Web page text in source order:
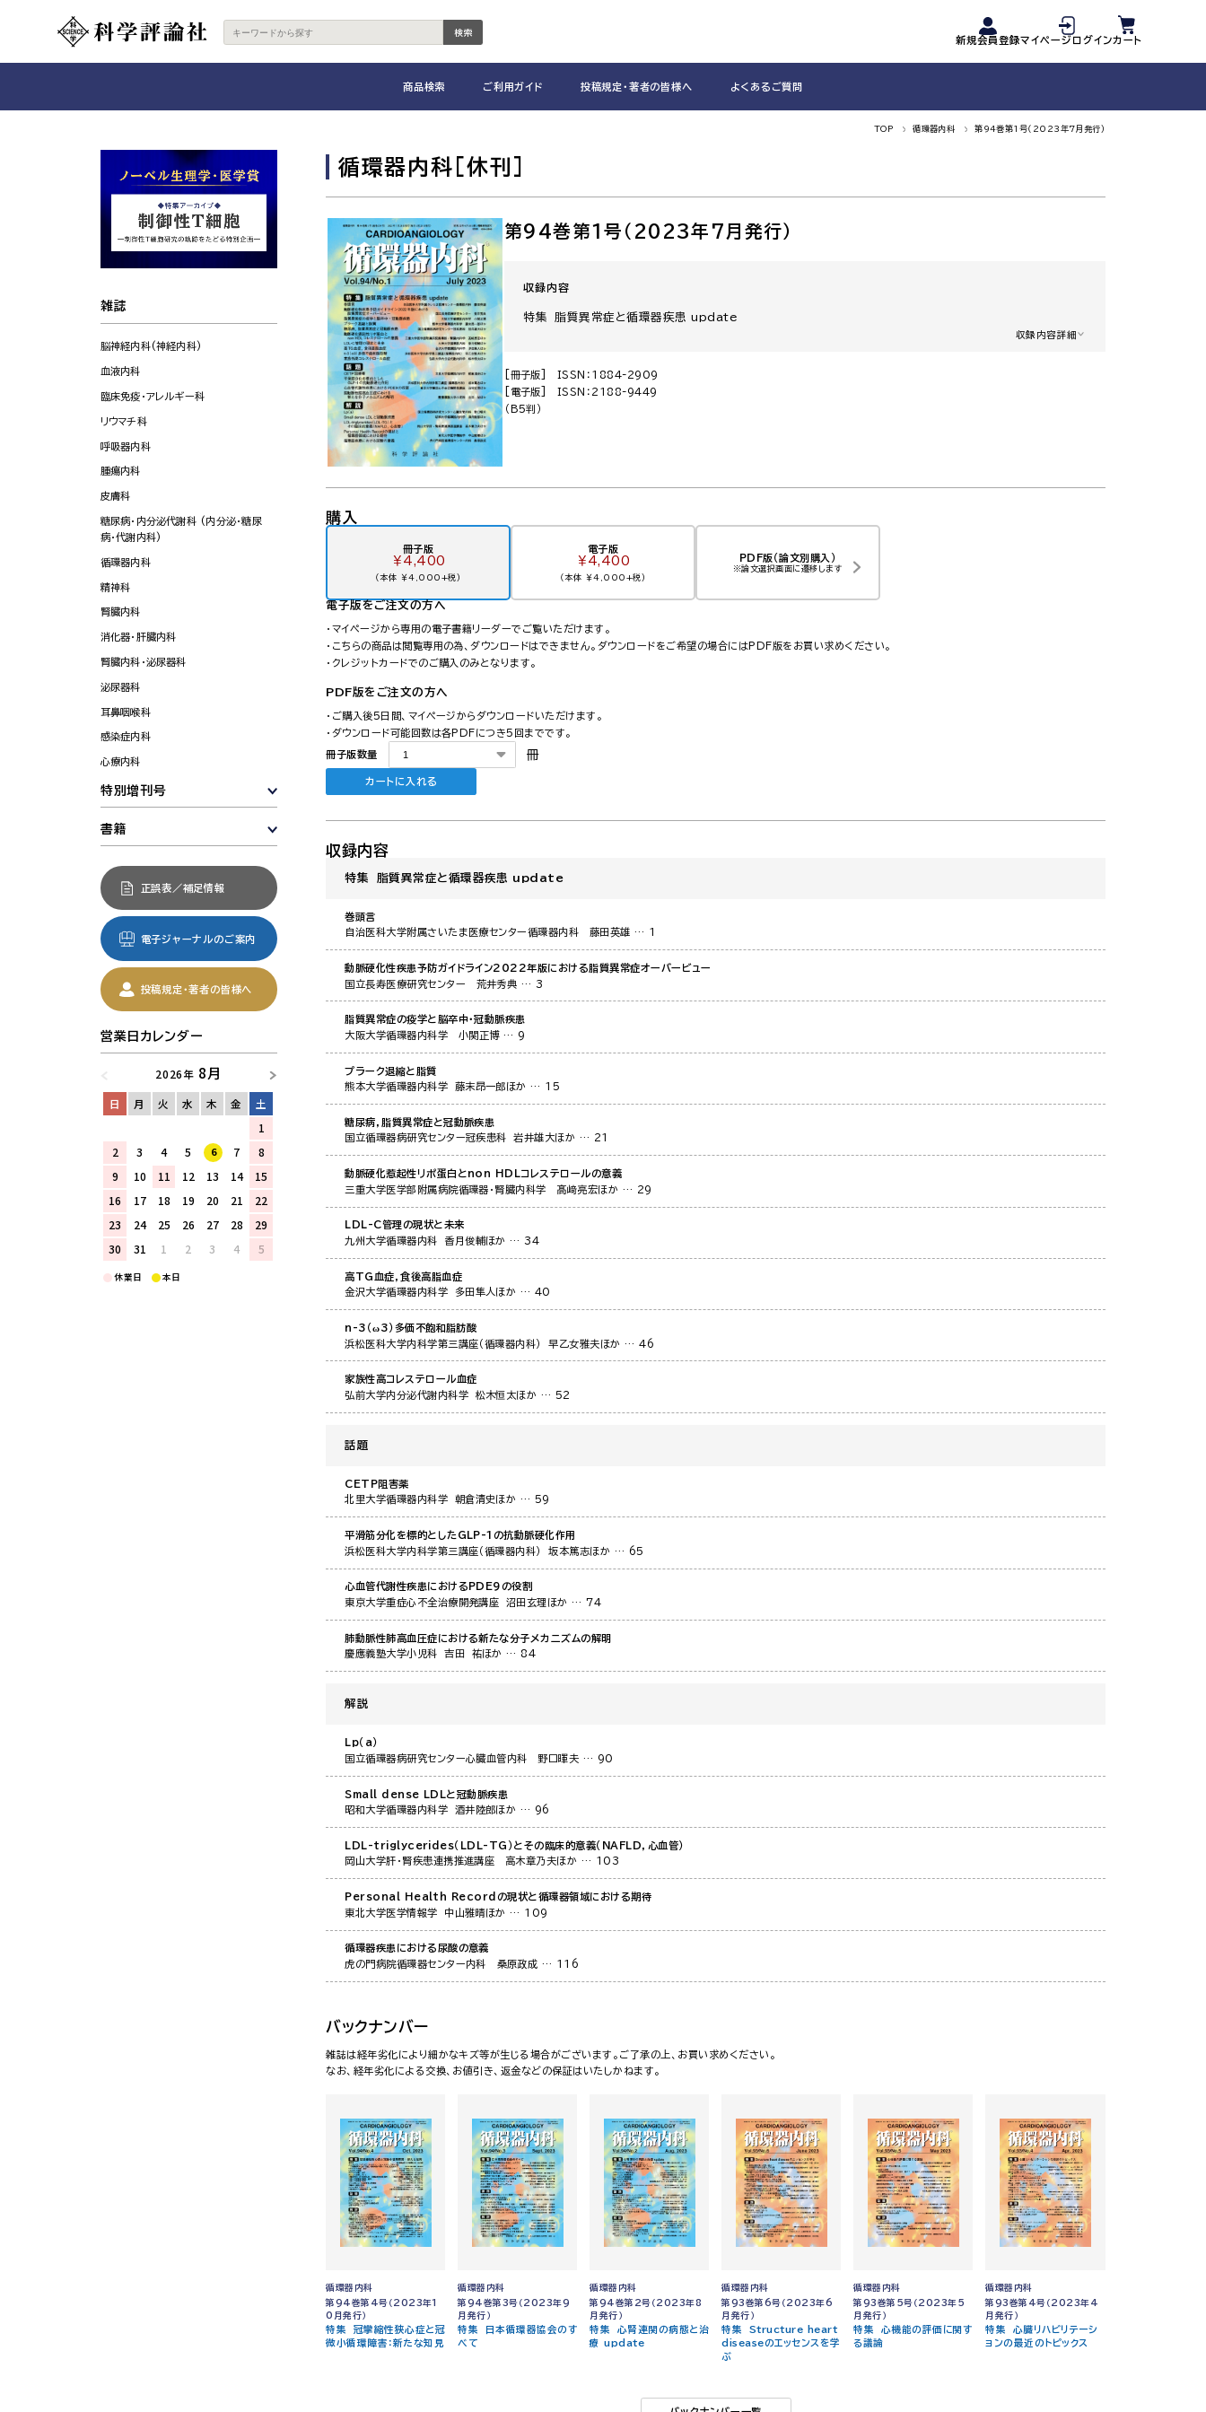
検索
新規会員登録マイページログインカート
商品検索 ご利用ガイド 投稿規定・著者の皆様へ よくあるご質問
TOP 循環器内科 第94巻第1号（2023年7月発行）
雑誌
脳神経内科(神経内科)
血液内科
臨床免疫・アレルギー科
リウマチ科
呼吸器内科
腫瘍内科
皮膚科
糖尿病・内分泌代謝科 (内分泌・糖尿
病・代謝内科)
循環器内科
精神科
腎臓内科
消化器・肝臓内科
腎臓内科・泌尿器科
泌尿器科
耳鼻咽喉科
感染症内科
心療内科
特別増刊号
書籍
正誤表／補足情報
電子ジャーナルのご案内
投稿規定・著者の皆様へ
営業日カレンダー
2026年 8月
日 月 火 水 木 金
土
1
2
3 4 5 6 7
8
9
10 11 12 13 14
15
16
17 18 19 20 21
22
23
24 25 26 27 28
29
30
31 1 2 3 4 5
休業日 本日
循環器内科 [休刊]
第94巻第1号（2023年7月発行）
収録内容
特集 脂質異常症と循環器疾患 update
収録内容詳細
[冊子版]
ISSN：1884-2909
[電子版]
ISSN：2188-9449
（B5判）
購入
冊子版
￥4,400
（本体 ￥4,000+税）
電子版
￥4,400
（本体 ￥4,000+税）
PDF版（論文別購入）
※論文選択画面に遷移します
電子版をご注文の方へ
・マイページから専用の電子書籍リーダーでご覧いただけます。
・こちらの商品は閲覧専用の為、ダウンロードはできません。 ダウンロードをご希望の場合にはPDF版をお買い求めください。
・クレジットカードでのご購入のみとなります。
PDF版をご注文の方へ
・ご購入後5日間、マイページからダウンロードいただけます。
・ダウンロード可能回数は各PDFにつき5回までです。
冊子版数量 冊
カートに入れる
収録内容
特集 脂質異常症と循環器疾患 update
巻頭言
自治医科大学附属さいたま医療センター循環器内科
藤田英雄 … 1
動脈硬化性疾患予防ガイドライン2022年版における脂質異常症オーバービュー
国立長寿医療研究センター
荒井秀典 … 3
脂質異常症の疫学と脳卒中・冠動脈疾患
大阪大学循環器内科学
小関正博… 9
プラーク退縮と脂質
熊本大学循環器内科学
藤末昂一郎ほか … 15
糖尿病，脂質異常症と冠動脈疾患
国立循環器病研究センター冠疾患科
岩井雄大ほか … 21
動脈硬化惹起性リポ蛋白とnon HDLコレステロールの意義
三重大学医学部附属病院循環器・腎臓内科学
髙﨑亮宏ほか … 29
LDL-C管理の現状と未来
九州大学循環器内科
香月俊輔ほか … 34
高TG血症，食後高脂血症
金沢大学循環器内科学
多田隼人ほか … 40
n-3（ω3）多価不飽和脂肪酸
浜松医科大学内科学第三講座（循環器内科）
早乙女雅夫ほか … 46
家族性高コレステロール血症
弘前大学内分泌代謝内科学
松木恒太ほか … 52
話題
CETP阻害薬
北里大学循環器内科学
朝倉清史ほか … 59
平滑筋分化を標的としたGLP-1の抗動脈硬化作用
浜松医科大学内科学第三講座（循環器内科）
坂本篤志ほか … 65
心血管代謝性疾患におけるPDE9の役割
東京大学重症心不全治療開発講座
沼田玄理ほか … 74
肺動脈性肺高血圧症における新たな分子メカニズムの解明
慶應義塾大学小児科
吉田 祐ほか … 84
解説
Lp（a）
国立循環器病研究センター心臓血管内科
野口暉夫 … 90
Small dense LDLと冠動脈疾患
昭和大学循環器内科学
酒井陸郎ほか … 96
LDL-triglycerides（LDL-TG）とその臨床的意義（NAFLD，心血管）
岡山大学肝・腎疾患連携推進講座
高木章乃夫ほか … 103
Personal Health Recordの現状と循環器領域における期待
東北大学医学情報学
中山雅晴ほか … 109
循環器疾患における尿酸の意義
虎の門病院循環器センター内科
桑原政成 … 116
バックナンバー
雑誌は経年劣化により細かなキズ等が生じる場合がございます。ご了承の上、お買い求めください。
なお、経年劣化による交換、お値引き、返金などの保証はいたしかねます。
循環器内科
第94巻第4号（2023年1
0月発行）
特集 冠攣縮性狭心症と冠
微小循環障害：新たな知見
循環器内科
第94巻第3号（2023年9
月発行）
特集 日本循環器協会のす
べて
循環器内科
第94巻第2号（2023年8
月発行）
特集 心腎連関の病態と治
療 update
循環器内科
第93巻第6号（2023年6
月発行）
特集 Structure heart
diseaseのエッセンスを学
ぶ
循環器内科
第93巻第5号（2023年5
月発行）
特集 心機能の評価に関す
る議論
循環器内科
第93巻第4号（2023年4
月発行）
特集 心臓リハビリテーシ
ョンの最近のトピックス